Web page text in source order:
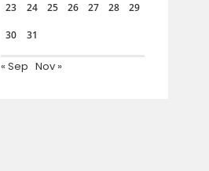
23 24 25 26 27 28 29
30 31
« Sep Nov »